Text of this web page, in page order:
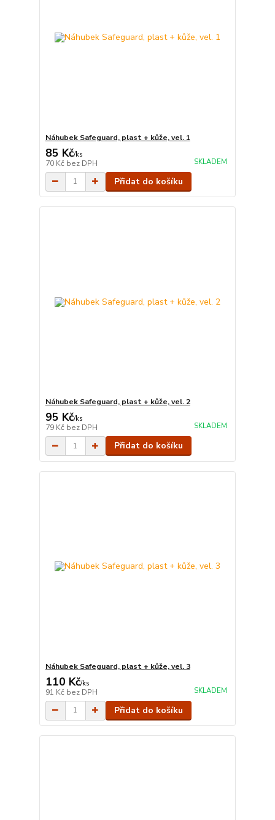
Náhubek Safeguard, plast + kůže, vel. 1
85 Kč/ks
70 Kč bez DPH SKLADEM
Přidat do košíku
Náhubek Safeguard, plast + kůže, vel. 2
95 Kč/ks
79 Kč bez DPH SKLADEM
Přidat do košíku
Náhubek Safeguard, plast + kůže, vel. 3
110 Kč/ks
91 Kč bez DPH SKLADEM
Přidat do košíku